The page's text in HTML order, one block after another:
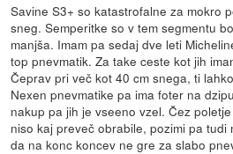
Savine S3+ so katastrofalne za mokro
sneg. Semperitke so v tem segmentu
manjša. Imam pa sedaj dve leti
top pnevmatik. Za take ceste kot jih
Čeprav pri več kot 40 cm snega, ti
Nexen pnevmatike pa ima foter na
nakup pa jih je vseeno vzel. Čez
niso kaj preveč obrabile, pozimi pa tudi
da na konc koncev ne gre za slabo